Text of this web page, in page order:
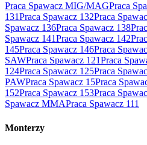
Praca Spawacz MIG/MAGPraca
131Praca Spawacz 132Praca
Spawacz 136Praca Spawacz 138
Spawacz 141Praca Spawacz 142
145Praca Spawacz 146Praca
SAWPraca Spawacz 121Praca
124Praca Spawacz 125Praca
PAWPraca Spawacz 15Praca
152Praca Spawacz 153Praca
Spawacz MMAPraca Spawacz 111
Monterzy